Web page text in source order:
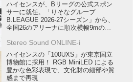
ハイセンスが、Bリーグの公式スポン
サーに就任。「りそなグループ
B.LEAGUE 2026-27シーズン」から、
全国26のアリーナに順次横幅9mの
盛り上げる
Stereo Sound ONLINE-i
ハイセンスの「100UXS」が東京国立
博物館に採用！ RGB MiniLED による
豊かな色彩表現で、文化財の細部や質
感まで再現